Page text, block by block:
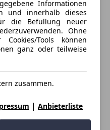
Informationen
und innerhalb dieses
die Befüllung neuer
Ohne
Tools können
ganz oder teilweise
zusammen.
| Anbieterliste